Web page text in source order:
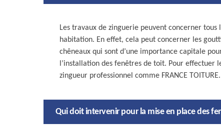
Les travaux de zinguerie peuvent concerner
habitation. En effet, cela peut concerner les
chêneaux qui sont d’une importance capitale
l’installation des fenêtres de toit. Pour
zingueur professionnel comme FRANCE
Qui doit intervenir pour la mise en place des